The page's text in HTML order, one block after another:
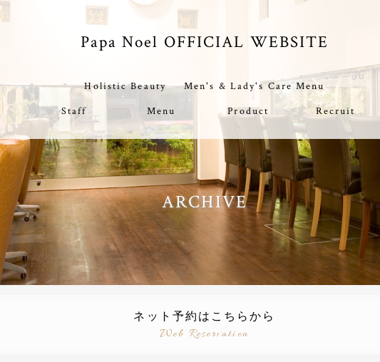
Papa Noel OFFICIAL WEBSITE
Holistic Beauty
Men's & Lady's Care Menu
Staff Menu Product Recruit
ARCHIVE
ネット予約はこちらから
Web Reservation